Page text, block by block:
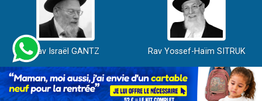
Rav Israël GANTZ Rav Yossef-Haïm SITRUK